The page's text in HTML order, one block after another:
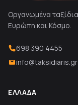
Οργανωμένα
Ευρώπη και Κόσμο.
698 390 4455
info@taksidiaris.gr
ΕΛΛΆΔΑ